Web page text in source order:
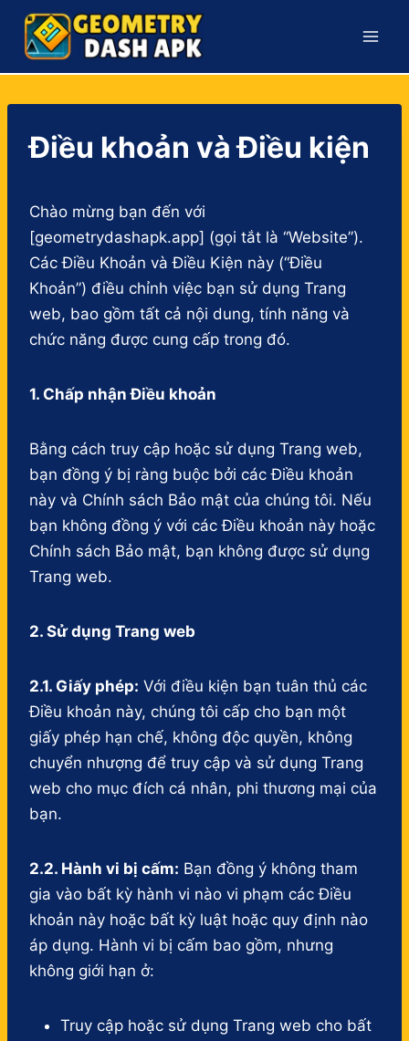
Skip
content
Điều khoản và Điều kiện
Chào mừng bạn đến với
[geometrydashapk.app] (gọi tắt là “Website”).
Các Điều Khoản và Điều Kiện này (“Điều
Khoản”) điều chỉnh việc bạn sử dụng Trang
web, bao gồm tất cả nội dung, tính năng và
chức năng được cung cấp trong đó.
1. Chấp nhận Điều khoản
Bằng cách truy cập hoặc sử dụng Trang web,
bạn đồng ý bị ràng buộc bởi các Điều khoản
này và Chính sách Bảo mật của chúng tôi. Nếu
bạn không đồng ý với các Điều khoản này hoặc
Chính sách Bảo mật, bạn không được sử dụng
Trang web.
2. Sử dụng Trang web
2.1. Giấy phép: Với điều kiện bạn tuân thủ các
Điều khoản này, chúng tôi cấp cho bạn một
giấy phép hạn chế, không độc quyền, không
chuyển nhượng để truy cập và sử dụng Trang
web cho mục đích cá nhân, phi thương mại của
bạn.
2.2. Hành vi bị cấm: Bạn đồng ý không tham
gia vào bất kỳ hành vi nào vi phạm các Điều
khoản này hoặc bất kỳ luật hoặc quy định nào
áp dụng. Hành vi bị cấm bao gồm, nhưng
không giới hạn ở:
Truy cập hoặc sử dụng Trang web cho bất